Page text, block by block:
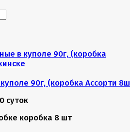
90г, (коробка Ассорти
суток
коробка 8 шт